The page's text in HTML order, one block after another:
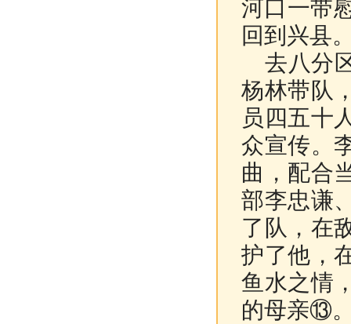
河口一带
回到兴县
去八分
杨林带队
员四五十
众宣传。
曲，配合
部李忠谦
了队，在
护了他，
鱼水之情
的母亲⑬